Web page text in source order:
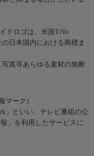
ドロゴは、米国TiVo
日本国内における商標ま
真等あらゆる素材の無断
マーク）
」といい、テレビ番組の公
」を利用したサービスに